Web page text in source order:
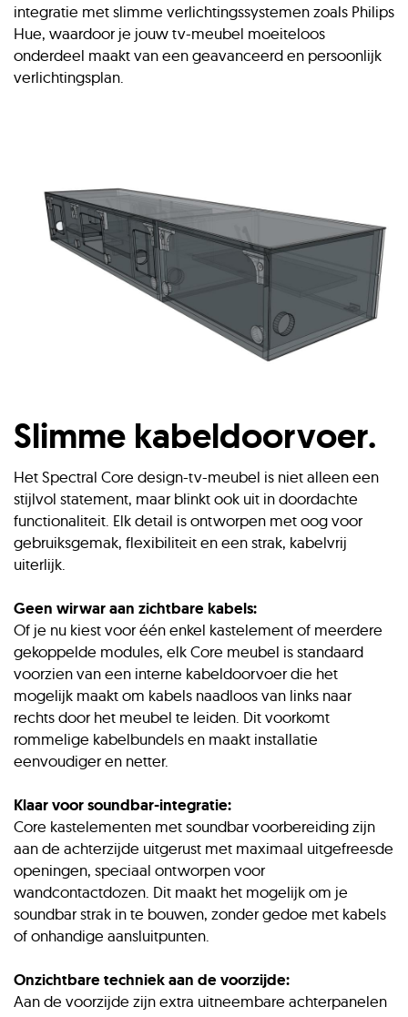
integratie met slimme verlichtingssystemen zoals Philips
Hue, waardoor je jouw tv-meubel moeiteloos
onderdeel maakt van een geavanceerd en persoonlijk
verlichtingsplan.
Slimme kabeldoorvoer.
Het Spectral Core design-tv-meubel is niet alleen een
stijlvol statement, maar blinkt ook uit in doordachte
functionaliteit. Elk detail is ontworpen met oog voor
gebruiksgemak, flexibiliteit en een strak, kabelvrij
uiterlijk.
Geen wirwar aan zichtbare kabels:
Of je nu kiest voor één enkel kastelement of meerdere
gekoppelde modules, elk Core meubel is standaard
voorzien van een interne kabeldoorvoer die het
mogelijk maakt om kabels naadloos van links naar
rechts door het meubel te leiden. Dit voorkomt
rommelige kabelbundels en maakt installatie
eenvoudiger en netter.
Klaar voor soundbar-integratie:
Core kastelementen met soundbar voorbereiding zijn
aan de achterzijde uitgerust met maximaal uitgefreesde
openingen, speciaal ontworpen voor
wandcontactdozen. Dit maakt het mogelijk om je
soundbar strak in te bouwen, zonder gedoe met kabels
of onhandige aansluitpunten.
Onzichtbare techniek aan de voorzijde:
Aan de voorzijde zijn extra uitneembare achterpanelen